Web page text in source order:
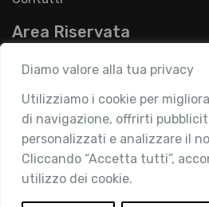
Diamo valore alla tua privacy
Utilizziamo i cookie per
di navigazione, offrirti
personalizzati e analizzare il
Cliccando “Accetta tutti”,
utilizzo dei cookie.
Area Riservata
Login
Privacy Policy